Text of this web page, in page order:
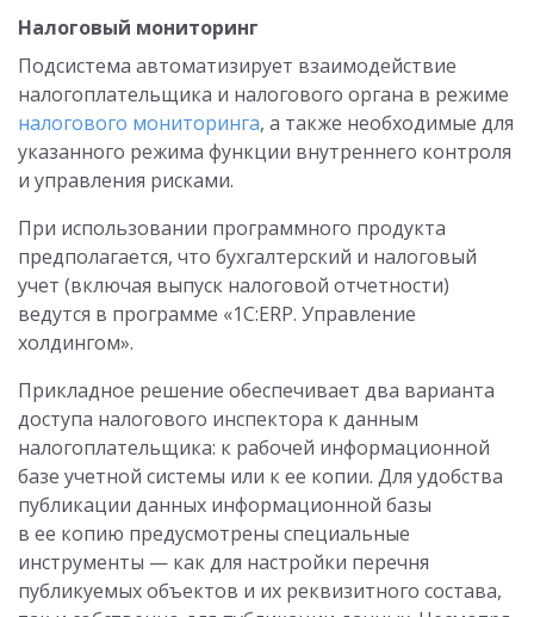
Налоговый мониторинг
Подсистема автоматизирует взаимодействие
налогоплательщика и налогового органа в режиме
налогового мониторинга, а также необходимые для
указанного режима функции внутреннего контроля
и управления рисками.
При использовании программного продукта
предполагается, что бухгалтерский и налоговый
учет (включая выпуск налоговой отчетности)
ведутся в программе «1С:ERP. Управление
холдингом».
Прикладное решение обеспечивает два варианта
доступа налогового инспектора к данным
налогоплательщика: к рабочей информационной
базе учетной системы или к ее копии. Для удобства
публикации данных информационной базы
в ее копию предусмотрены специальные
инструменты — как для настройки перечня
публикуемых объектов и их реквизитного состава,